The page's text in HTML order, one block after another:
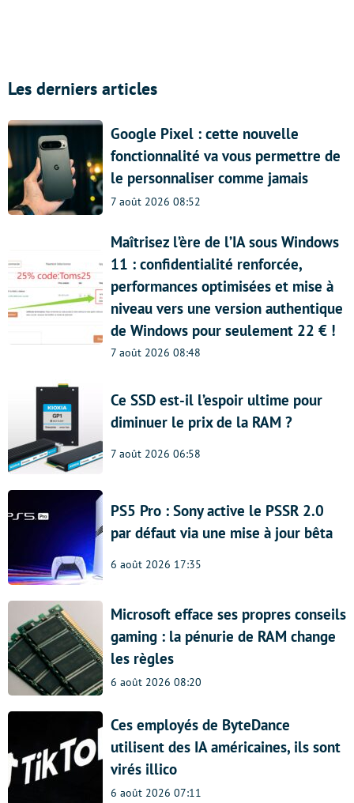
Les derniers articles
Google Pixel : cette nouvelle
fonctionnalité va vous permettre de
le personnaliser comme jamais
7 août 2026 08:52
Maîtrisez l’ère de l’IA sous Windows
11 : confidentialité renforcée,
performances optimisées et mise à
niveau vers une version authentique
de Windows pour seulement 22 € !
7 août 2026 08:48
Ce SSD est-il l’espoir ultime pour
diminuer le prix de la RAM ?
7 août 2026 06:58
PS5 Pro : Sony active le PSSR 2.0
par défaut via une mise à jour bêta
6 août 2026 17:35
Microsoft efface ses propres conseils
gaming : la pénurie de RAM change
les règles
6 août 2026 08:20
Ces employés de ByteDance
utilisent des IA américaines, ils sont
virés illico
6 août 2026 07:11